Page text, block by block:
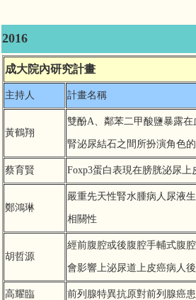
2016
成大院內研究計畫
主持人 計畫名稱
黃鶴翔
雙酚A、鄰苯二甲酸鹽暴露
腎泌尿結石之間所扮演角色
蔡育賢 Foxp3蛋白表現在膀胱泌尿
鄭鴻琳
嚴重先天性腎水腫病人尿液
相關性
胡哲源
經前腹腔或後腹腔手輔式腹
會影響上泌尿道上皮癌病人
高耀臨 前列腺特異抗原對前列腺癌